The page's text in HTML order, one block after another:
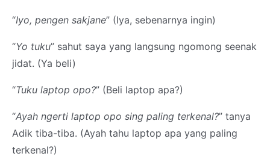
“Iyo, pengen sakjane” (Iya, sebenarnya ingin)
“Yo tuku” sahut saya yang langsung ngomong seenak
jidat. (Ya beli)
“Tuku laptop opo?” (Beli laptop apa?)
“Ayah ngerti laptop opo sing paling terkenal?” tanya
Adik tiba-tiba. (Ayah tahu laptop apa yang paling
terkenal?)